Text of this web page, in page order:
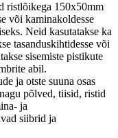
ristlõikega 150x50mm
või kaminakoldesse
Neid kasutatakse ka
tasanduskihtidesse või
sisemiste pistikute
abil.
ja otste suuna osas
põlved, tiisid, ristid
ja
siibrid ja